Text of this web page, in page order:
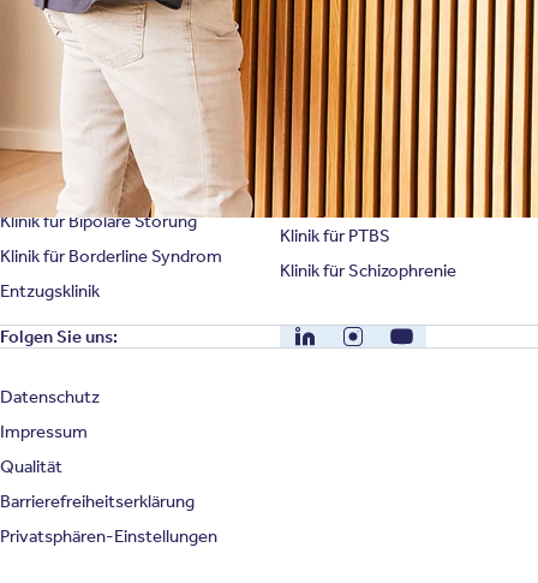
Spezialisierte Kliniken
Klinik für Depression
Klinik für Burnout
Klinik für Angststörung
Klinik für Zwangsstörung
Klinik für Persönlichkeitsstörung
Klinik für Bipolare Störung
Klinik für Borderline Syndrom
Entzugsklinik
Suchtklinik
Klinik für Anorexie
Klinik für Erschöpfung
Klinik für Essstörung
Klinik für Mediensucht
Klinik für Psychose
Klinik für PTBS
Klinik für Schizophrenie
Folgen Sie uns: LinkedIn InstagramYouTube
Datenschutz
Impressum
Qualität
Barrierefreiheitserklärung
Privatsphären-Einstellungen